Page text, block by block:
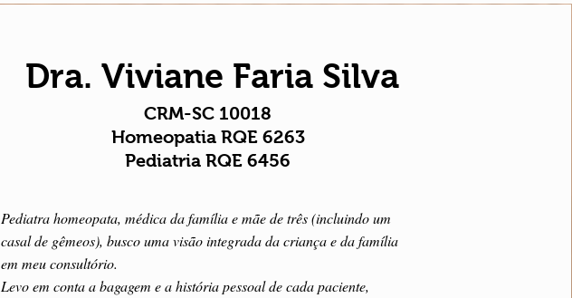
Dra. Viviane Faria Silva
CRM-SC 10018
Homeopatia RQE 6263
Pediatria RQE 6456
Pediatra homeopata, médica da família e mãe de três (incluindo um
casal de gêmeos), busco uma visão integrada da criança e da família
em meu consultório.
Levo em conta a bagagem e a história pessoal de cada paciente,